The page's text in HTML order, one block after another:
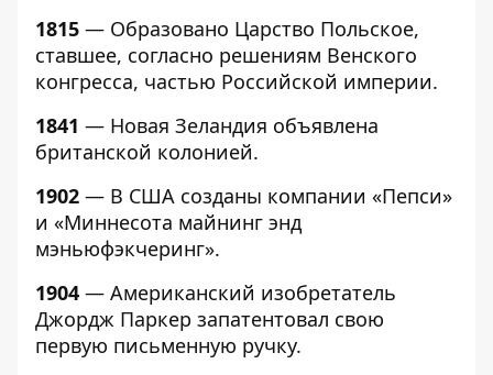
1815 — Образовано Царство Польское,
ставшее, согласно решениям Венского
конгресса, частью Российской империи.
1841 — Новая Зеландия объявлена
британской колонией.
1902 — В США созданы компании «Пепси»
и «Миннесота майнинг энд
мэньюфэкчеринг».
1904 — Американский изобретатель
Джордж Паркер запатентовал свою
первую письменную ручку.